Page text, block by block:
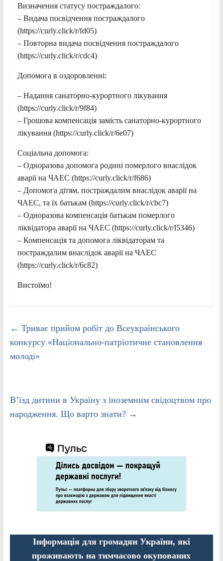
Визначення статусу постраждалого:
– Видача посвідчення постраждалого
(https://curly.click/r/fd05)
– Повторна видача посвідчення постраждалого
(https://curly.click/r/cdc4)
Допомога в оздоровленні:
– Надання санаторно-курортного лікування
(https://curly.click/r/9f84)
– Грошова компенсація замість санаторно-курортного
лікування (https://curly.click/r/6e07)
Соціальна допомога:
– Одноразова допомога родині померлого внаслідок
аварії на ЧАЕС (https://curly.click/r/f686)
– Допомога дітям, постраждалим внаслідок аварії на
ЧАЕС, та їх батькам (https://curly.click/r/cbc7)
– Одноразова компенсація батькам померлого
ліквідатора аварії на ЧАЕС (https://curly.click/r/l5346)
– Компенсація та допомога ліквідаторам та
постраждалим внаслідок аварії на ЧАЕС
(https://curly.click/r/6c82)
Вистоїмо!
← Триває прийом робіт до Всеукраїнського
конкурсу «Національно-патріотичне становлення
молоді»
В’їзд дитини в Україну з іноземним свідоцтвом про
народження. Що варто знати? →
Інформація для громадян України, які
проживають на тимчасово окупованих